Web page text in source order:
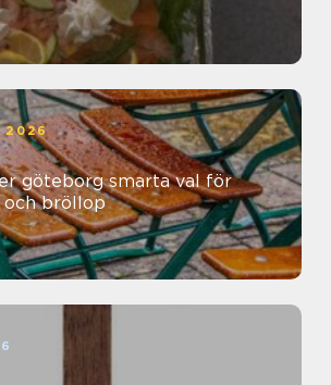
2026
smarta val för
bröllop